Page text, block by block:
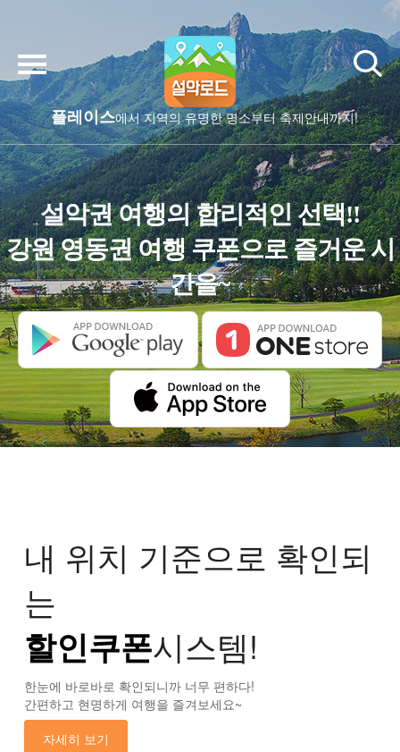
플레이스에서 지역의 유명한 명소부터 축제안내까지!
설악권 여행의 합리적인 선택!!
강원 영동권 여행 쿠폰으로 즐거운 시
간을~
내 위치 기준으로 확인되
는
할인쿠폰시스템!
한눈에 바로바로 확인되니까 너무 편하다!
간편하고 현명하게 여행을 즐겨보세요~
자세히 보기